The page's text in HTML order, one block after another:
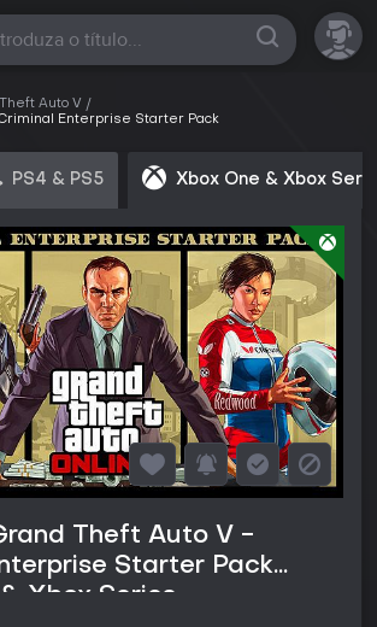
Auto V
Enterprise Starter Pack
PS4 & PS5 Xbox One & Xbox
Theft Auto V -
Starter Pack
Xbox Series